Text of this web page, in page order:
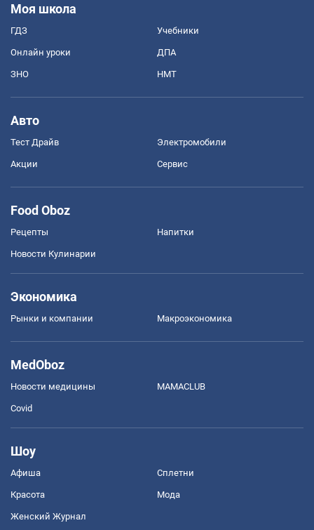
Моя школа
ГДЗ Учебники
Онлайн уроки ДПА
ЗНО НМТ
Авто
Тест Драйв Электромобили
Акции Сервис
Food Oboz
Рецепты Напитки
Новости Кулинарии
Экономика
Рынки и компании Mакроэкономика
MedOboz
Новости медицины MAMACLUB
Covid
Шоу
Афиша Сплетни
Красота Мода
Женский Журнал